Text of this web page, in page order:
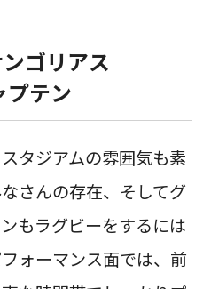
ゴリアス
プテン
タジアムの雰囲気も素
さんの存在、そしてグ
もラグビーをするには
ォーマンス面では、前